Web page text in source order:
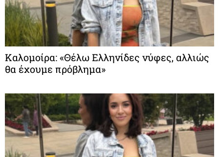
Καλομοίρα: «Θέλω Ελληνίδες νύφες, αλλιώς
θα έχουμε πρόβλημα»